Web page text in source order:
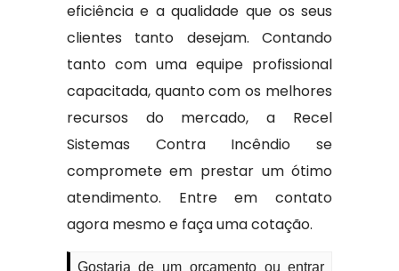
eficiência e a qualidade que os seus
clientes tanto desejam. Contando
tanto com uma equipe profissional
capacitada, quanto com os melhores
recursos do mercado, a Recel
Sistemas Contra Incêndio se
compromete em prestar um ótimo
atendimento. Entre em contato
agora mesmo e faça uma cotação.
Gostaria de um orçamento ou entrar